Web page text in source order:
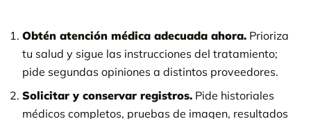
Obtén atención médica adecuada ahora. Prioriza
tu salud y sigue las instrucciones del tratamiento;
pide segundas opiniones a distintos proveedores.
Solicitar y conservar registros. Pide historiales
médicos completos, pruebas de imagen, resultados